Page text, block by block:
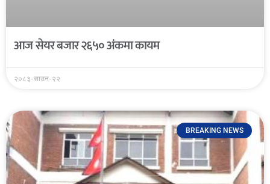
आज सेयर बजार २६५० अंकमा कायम
२०८३-साउन-२२
BREAKING NEWS